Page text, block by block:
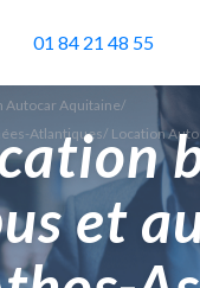
01 84 21 48 55
Autocar Aquitaine/
Atlantiques/ Location
et